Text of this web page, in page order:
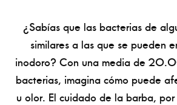
¿Sabías que las bacterias de
similares a las que se pueden
inodoro? Con una media de
bacterias, imagina cómo puede
u olor. El cuidado de la barba,